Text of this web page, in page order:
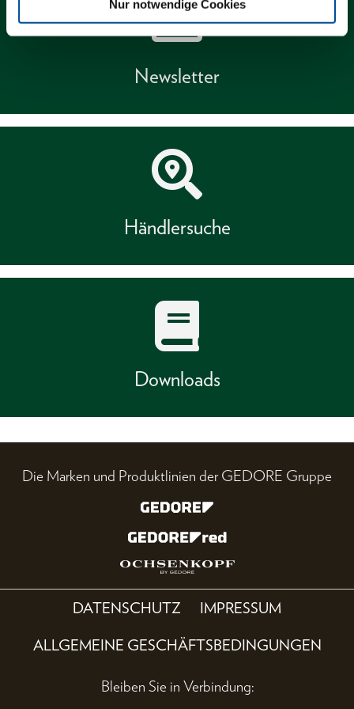
Nur notwendige Cookies
Newsletter
Händlersuche
Downloads
Die Marken und Produktlinien der GEDORE Gruppe
DATENSCHUTZ IMPRESSUM
ALLGEMEINE GESCHÄFTSBEDINGUNGEN
Bleiben Sie in Verbindung: